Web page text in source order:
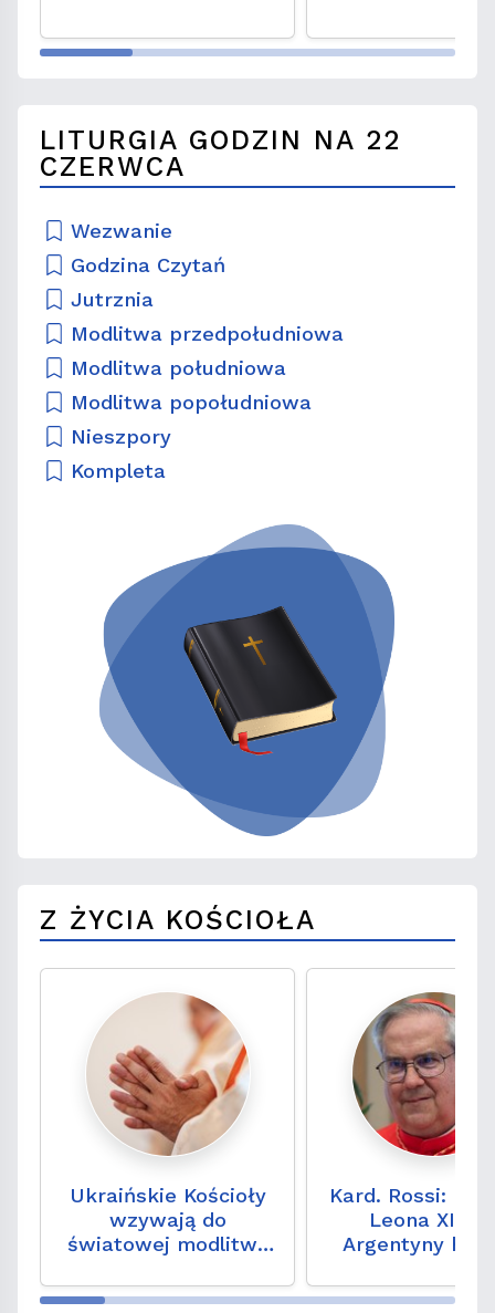
LITURGIA GODZIN NA 22
CZERWCA
Wezwanie
Godzina Czytań
Jutrznia
Modlitwa przedpołudniowa
Modlitwa południowa
Modlitwa popołudniowa
Nieszpory
Kompleta
Z ŻYCIA KOŚCIOŁA
Ukraińskie Kościoły
wzywają do
światowej modlitwy
sierpnia
Kard. Rossi:
Leona XIV
Argentyny
Franciszka